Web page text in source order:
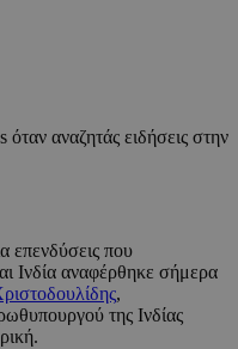
αναζητάς ειδήσεις στην
επενδύσεις που
Ινδία αναφέρθηκε σήμερα
,
της Ινδίας